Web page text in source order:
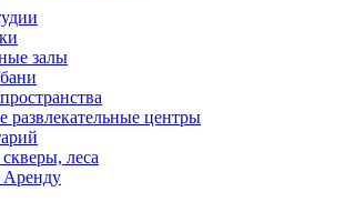
залы
развлекательные центры
леса